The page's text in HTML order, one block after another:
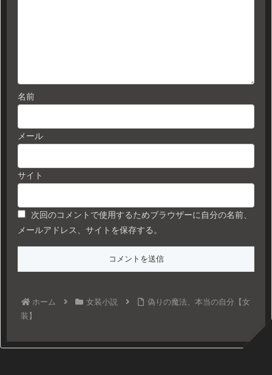
名前
メール
サイト
次回のコメントで使用するためブラウザーに自分の名前、
メールアドレス、サイトを保存する。
ホーム 女装小説
偽りの魔法、本当の自分【女
装】